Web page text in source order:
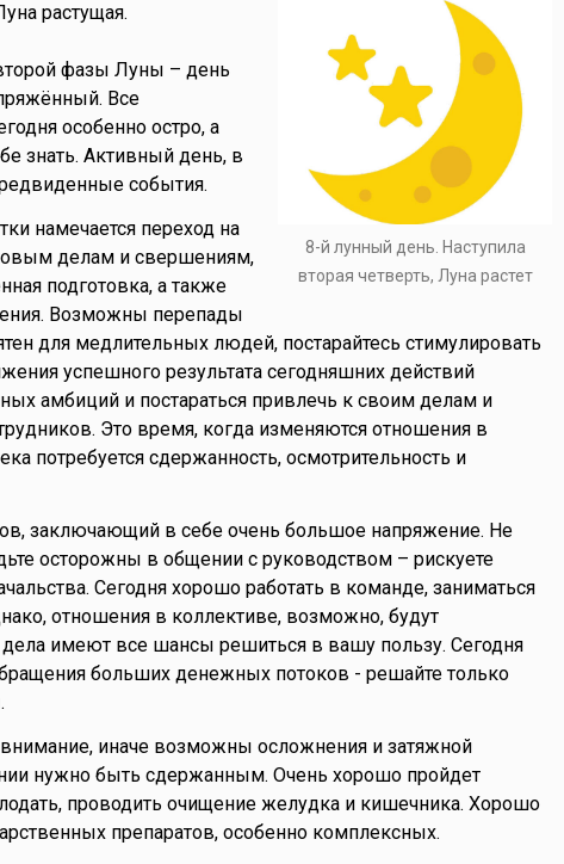
8-й лунный день. Наступила
вторая четверть, Луна растет
растущая.
фазы Луны – день
Все
особенно остро, а
знать. Активный день, в
события.
намечается переход на
делам и свершениям,
подготовка, а также
Возможны перепады
для медлительных людей, постарайтесь стимулировать
успешного результата сегодняшних действий
амбиций и постараться привлечь к своим делам и
Это время, когда изменяются отношения в
потребуется сдержанность, осмотрительность и
заключающий в себе очень большое напряжение. Не
осторожны в общении с руководством – рискуете
Сегодня хорошо работать в команде, заниматься
отношения в коллективе, возможно, будут
имеют все шансы решиться в вашу пользу. Сегодня
больших денежных потоков - решайте только
иначе возможны осложнения и затяжной
нужно быть сдержанным. Очень хорошо пройдет
проводить очищение желудка и кишечника. Хорошо
препаратов, особенно комплексных.